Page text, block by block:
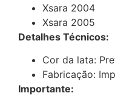
Xsara 2004
Xsara 2005
Detalhes Técnicos:
Cor da lata:
Fabricação:
Importante: